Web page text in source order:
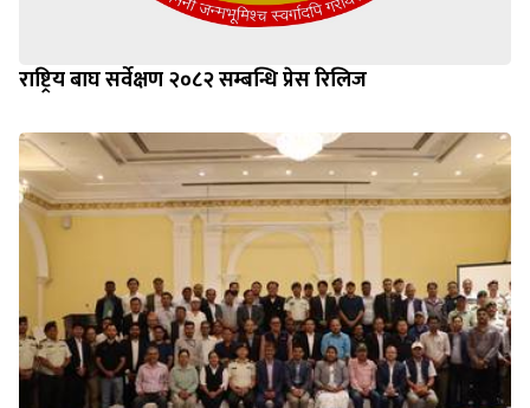
राष्ट्रिय बाघ सर्वेक्षण २०८२ सम्बन्धि प्रेस रिलिज